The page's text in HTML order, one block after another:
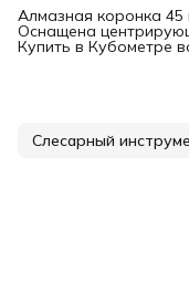
Алмазная коронка 45
Оснащена
Купить в Кубометре
Слесарный